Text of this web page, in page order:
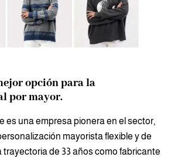
opción para la
por mayor.
es una empresa pionera en el sector,
mayorista flexible y de
trayectoria de 33 años como fabricante